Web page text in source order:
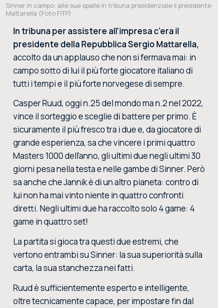
Sinner in campo: alle sue spalle in tribuna presidenziale il presidente
Mattarella (Foto FITP)
In tribuna per assistere all'impresa c'era il
presidente della Repubblica Sergio Mattarella,
accolto da un applauso che non si fermava mai: in
campo sotto di lui il più forte giocatore italiano di
tutti i tempi e il più forte norvegese di sempre.
Casper Ruud, oggi n.25 del mondo ma n.2 nel 2022,
vince il sorteggio e sceglie di battere per primo. È
sicuramente il più fresco tra i due e, da giocatore di
grande esperienza, sa che vincere i primi quattro
Masters 1000 dell’anno, gli ultimi due negli ultimi 30
giorni pesa nella testa e nelle gambe di Sinner. Però
sa anche che Jannik è di un altro pianeta: contro di
lui non ha mai vinto niente in quattro confronti
diretti. Negli ultimi due ha raccolto solo 4 game: 4
game in quattro set!
La partita si gioca tra questi due estremi, che
vertono entrambi su Sinner: la sua superiorità sulla
carta, la sua stanchezza nei fatti.
Ruud è sufficientemente esperto e intelligente,
oltre tecnicamente capace, per impostare fin dal